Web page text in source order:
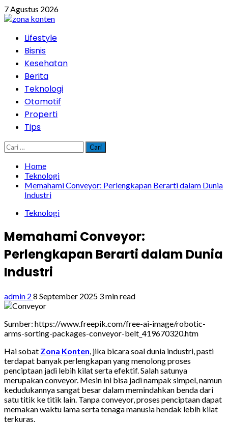
Skip
to
7 Agustus 2026
PrimaryLifestyle
Bisnis
Kesehatan
Berita
Teknologi
Otomotif
Properti
Tips
Cari
untuk:
Home
Teknologi
Memahami Conveyor: Perlengkapan Berarti dalam Dunia
Industri
Teknologi
Memahami Conveyor:
Perlengkapan Berarti dalam Dunia
Industri
admin 2 8 September 2025 3 min read
Sumber: https://www.freepik.com/free-ai-image/robotic-
arms-sorting-packages-conveyor-belt_419670320.htm
Hai sobat Zona Konten, jika bicara soal dunia industri, pasti
terdapat banyak perlengkapan yang menolong proses
penciptaan jadi lebih kilat serta efektif. Salah satunya
merupakan conveyor. Mesin ini bisa jadi nampak simpel, namun
kedudukannya sangat besar dalam memindahkan benda dari
satu titik ke titik lain. Tanpa conveyor, proses penciptaan dapat
memakan waktu lama serta tenaga manusia hendak lebih kilat
terkuras.